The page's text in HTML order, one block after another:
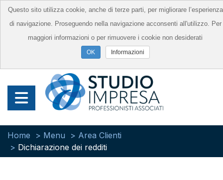
Home Menu
Area Clienti
Dichiarazione dei redditi
Questo sito utilizza cookie, anche di terze parti, per migliorare l’esperienza
di navigazione. Proseguendo nella navigazione acconsenti all'utilizzo. Per
maggiori informazioni o per rimuovere i cookie non desiderati
Informazioni